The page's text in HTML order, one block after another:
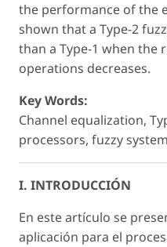
the performance of the
shown that a Type-2
than a Type-1 when
operations decreases.
Key Words:
Channel equalization,
processors, fuzzy
I. INTRODUCCIÓN
En este artículo se
aplicación para el